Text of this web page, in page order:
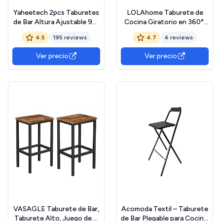
Yaheetech 2pcs Taburetes
de Bar Altura Ajustable 92-
113,5cm Sillas de Bar
Asientos Giratorios Diseño
Moderno Taburetes Altos
Blanco
4.5 195 reviews
Ver precio
LOLAhome Taburete de
Cocina Giratorio en 360°,
Silla de Bar Regulable en
Altura de 73 a 83 cm,
Material Polipiel, Estructura
Metal y Reposapiés, Negro
4.7 4 reviews
Ver precio
VASAGLE Taburete de Bar,
Taburete Alto, Juego de 2,
Acomoda Textil – Taburete
de Bar Plegable para Cocina,